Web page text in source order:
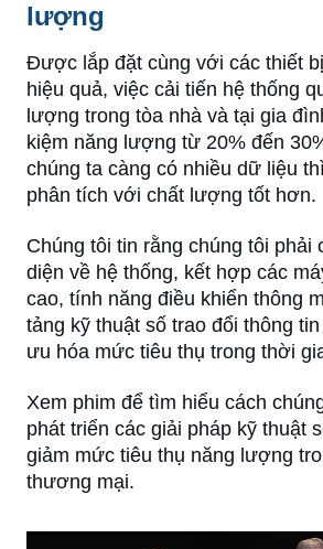
lượng
Được lắp đặt cùng với các thiết
hiệu quả, việc cải tiến hệ thống
lượng trong tòa nhà và tại gia
kiệm năng lượng từ 20% đến
chúng ta càng có nhiều dữ liệu
phân tích với chất lượng tốt hơn.
Chúng tôi tin rằng chúng tôi phải
diện về hệ thống, kết hợp các
cao, tính năng điều khiển thông
tảng kỹ thuật số trao đổi thông
ưu hóa mức tiêu thụ trong thời
Xem phim để tìm hiểu cách
phát triển các giải pháp kỹ thuật
giảm mức tiêu thụ năng lượng
thương mại.